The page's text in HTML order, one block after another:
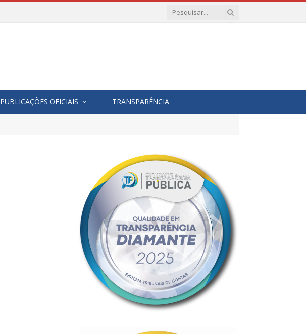
PUBLICAÇÕES OFICIAIS TRANSPARÊNCIA